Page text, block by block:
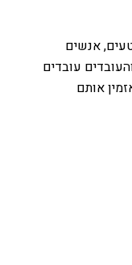
אנשים
עובדים
אותם